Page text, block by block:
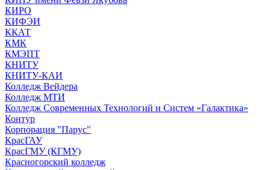
КИРО
КИФЭИ
ККАТ
КМК
КМЭПТ
КНИТУ
КНИТУ-КАИ
Колледж Вейдера
Колледж МТИ
Колледж Современных Технологий и Систем «Галактика»
Контур
Корпорация "Парус"
КрасГАУ
КрасГМУ (КГМУ)
Красногорский колледж